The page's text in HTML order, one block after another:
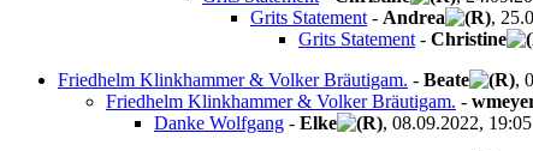
Grits Statement - Andrea
,
Grits Statement - Christine
Friedhelm Klinkhammer & Volker Bräutigam. - Beate
,
Friedhelm Klinkhammer & Volker Bräutigam. -
Danke Wolfgang - Elke
, 08.09.2022, 19:05